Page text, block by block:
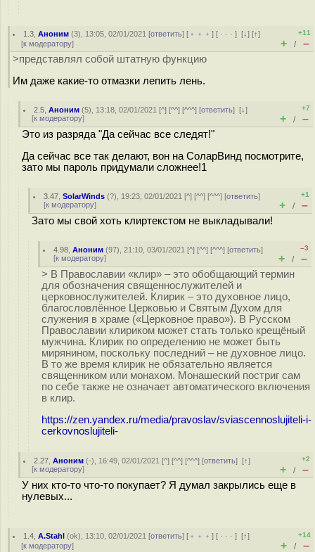
1.3 ,Аноним (3), 13:05, 02/01/2021 [ответить] [ ﹢﹢﹢] [ · · ·][↓] [↑]
[к модератору]
+11
+ / –
>представлял собой штатную функцию
Им даже какие-то отмазки лепить лень.
2.5 ,Аноним (5), 13:18, 02/01/2021 [^] [^^] [^^^] [ответить][↓]
[к модератору]
+7
+ / –
Это из разряда "Да сейчас все следят!"
Да сейчас все так делают, вон на СоларВинд посмотрите,
зато мы пароль придумали сложнее!1
3.47 ,SolarWinds (?), 19:23, 02/01/2021 [^] [^^] [^^^] [ответить]
[к модератору]
+1
+ / –
Зато мы свой хоть клиртекстом не выкладывали!
4.98 ,Аноним (97), 21:10, 03/01/2021 [^] [^^] [^^^] [ответить]
[к модератору]
–3
+ / –
> В Православии «клир» – это обобщающий термин
для обозначения священнослужителей и
церковнослужителей. Клирик – это духовное лицо,
благословлённое Церковью и Святым Духом для
служения в храме («Церковное право»). В Русском
Православии клириком может стать только крещёный
мужчина. Клирик по определению не может быть
мирянином, поскольку последний – не духовное лицо.
В то же время клирик не обязательно является
священником или монахом. Монашеский постриг сам
по себе также не означает автоматического включения
в клир.
https://zen.yandex.ru/media/pravoslav/sviascennoslujiteli-i-
cerkovnoslujiteli-
2.27 ,Аноним (-), 16:49, 02/01/2021 [^] [^^] [^^^] [ответить][↑]
[к модератору]
+2
+ / –
У них кто-то что-то покупает? Я думал закрылись еще в
нулевых...
1.4 ,A.Stahl (ok), 13:10, 02/01/2021 [ответить] [ ﹢﹢﹢] [ · · ·][↑]
[к модератору]
+14
+ / –